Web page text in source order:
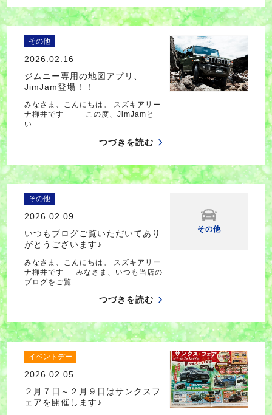
その他
2026.02.16
ジムニー専用の地図アプリ、
JimJam登場！！
みなさま、こんにちは。 スズキアリー
ナ柳井です この度、JimJamと
い…
つづきを読む
その他
2026.02.09
いつもブログご覧いただいてあり
がとうございます♪
みなさま、こんにちは。 スズキアリー
ナ柳井です みなさま、いつも当店の
ブログをご覧…
つづきを読む
その他
イベントデー
2026.02.05
２月７日～２月９日はサンクスフ
ェアを開催します♪